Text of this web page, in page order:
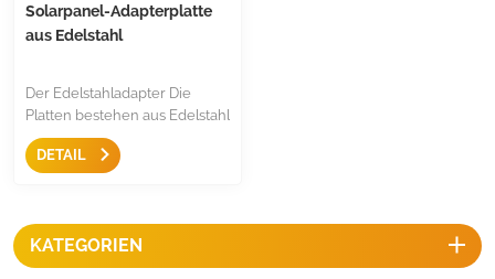
Solarpanel-Adapterplatte
aus Edelstahl
Der Edelstahladapter Die
Platten bestehen aus Edelstahl
304 und werden für M10- und
M12-Stockschrauben zur
verwendet. Die
Befestigungselemente aus
Edelstahl können bei
DETAIL
KATEGORIEN